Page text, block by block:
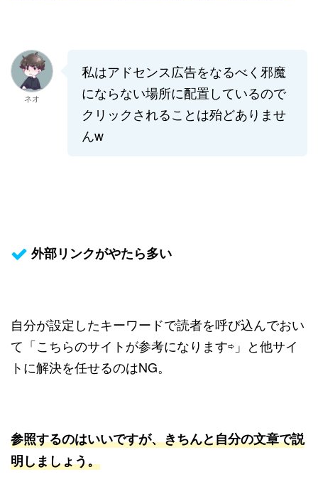
ネオ
私はアドセンス広告をなるべく邪魔
にならない場所に配置しているので
クリックされることは殆どありませ
んw
外部リンクがやたら多い
自分が設定したキーワードで読者を呼び込んでおい
て「こちらのサイトが参考になります⇨」と他サイ
トに解決を任せるのはNG。
参照するのはいいですが、きちんと自分の文章で説
明しましょう。